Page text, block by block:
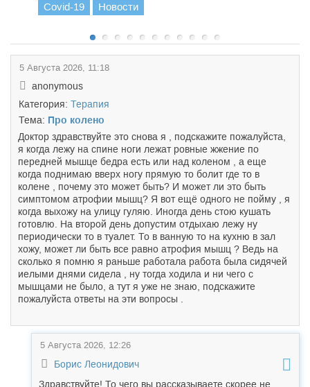
Covid-19 Новости
5 Августа 2026, 11:18
anonymous
Категория: Терапия
Тема: Про колено
Доктор здравствуйте это снова я , подскажите пожалуйста,
я когда лежу на спине ноги лежат ровные жжение по
передней мышце бедра есть или над коленом , а еще
когда поднимаю вверх ногу прямую то болит где то в
колене , почему это может быть? И может ли это быть
симптомом атрофии мышц? Я вот ещё одного не пойму , я
когда выхожу на улицу гуляю. Иногда день стою кушать
готовлю. На второй день допустим отдыхаю лежу ну
периодически то в туалет. То в ванную то на кухню в зал
хожу, может ли быть все равно атрофия мышц ? Ведь на
сколько я помню я раньше работала работа была сидячей
иелыми днями сидела , ну тогда ходила и ни чего с
мышцами не было, а тут я уже не знаю, подскажите
пожалуйста ответы на эти вопросы .
5 Августа 2026, 12:26
Борис Леонидович
Здравствуйте! То чего вы рассказываете скорее не